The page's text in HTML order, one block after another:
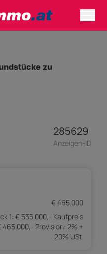
zu
285629
Anzeigen-ID
€ 465.000
1: € 535.000,- Kaufpreis
Provision: 2% +
20% USt.